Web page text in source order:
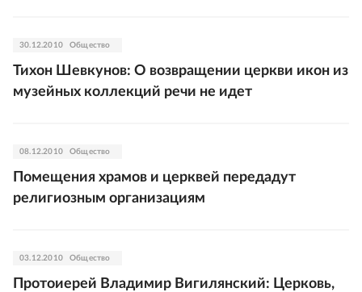
30.12.2010 Общество
Тихон Шевкунов: О возвращении церкви икон из
музейных коллекций речи не идет
08.12.2010 Общество
Помещения храмов и церквей передадут
религиозным организациям
03.12.2010 Общество
Протоиерей Владимир Вигилянский: Церковь,